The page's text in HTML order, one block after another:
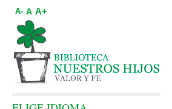
A- A A+